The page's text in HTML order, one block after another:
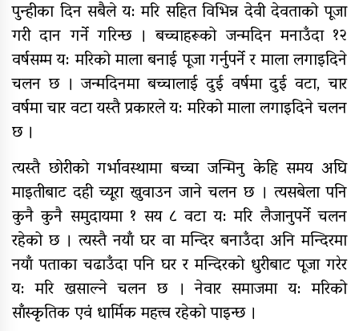
पुन्हीका दिन सबैले य: मरि सहित विभिन्न देवी देवताको पूजा
गरी दान गर्ने गरिन्छ । बच्चाहरूको जन्मदिन मनाउँदा १२
वर्षसम्म य: मरिको माला बनाई पूजा गर्नुपर्ने र माला लगाइदिने
चलन छ । जन्मदिनमा बच्चालाई दुई वर्षमा दुई वटा, चार
वर्षमा चार वटा यस्तै प्रकारले य: मरिको माला लगाइदिने चलन
छ ।
त्यस्तै छोरीको गर्भावस्थामा बच्चा जन्मिनु केहि समय अघि
माइतीबाट दही च्यूरा खुवाउन जाने चलन छ । त्यसबेला पनि
कुनै कुनै समुदायमा १ सय ८ वटा य: मरि लैजानुपर्ने चलन
रहेको छ । त्यस्तै नयाँ घर वा मन्दिर बनाउँदा अनि मन्दिरमा
नयाँ पताका चढाउँदा पनि घर र मन्दिरको धुरीबाट पूजा गरेर
य: मरि खसाल्ने चलन छ । नेवार समाजमा य: मरिको
साँस्कृतिक एवं धार्मिक महत्त्व रहेको पाइन्छ ।